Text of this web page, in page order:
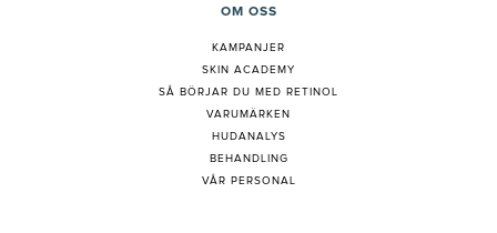
OM OSS
KAMPANJER
SKIN ACADEMY
SÅ BÖRJAR DU MED RETINOL
VARUMÄRKEN
HUDANALYS
BEHANDLING
VÅR PERSONAL